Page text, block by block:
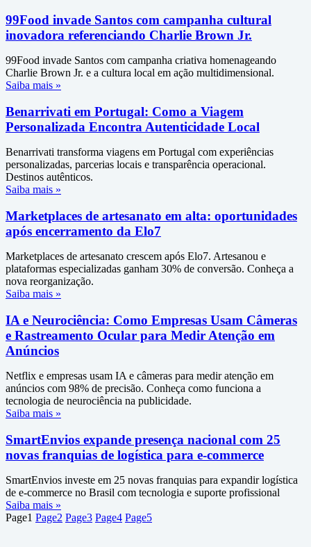
99Food invade Santos com campanha cultural
inovadora referenciando Charlie Brown Jr.
99Food invade Santos com campanha criativa homenageando
Charlie Brown Jr. e a cultura local em ação multidimensional.
Saiba mais »
Benarrivati em Portugal: Como a Viagem
Personalizada Encontra Autenticidade Local
Benarrivati transforma viagens em Portugal com experiências
personalizadas, parcerias locais e transparência operacional.
Destinos autênticos.
Saiba mais »
Marketplaces de artesanato em alta: oportunidades
após encerramento da Elo7
Marketplaces de artesanato crescem após Elo7. Artesanou e
plataformas especializadas ganham 30% de conversão. Conheça a
nova reorganização.
Saiba mais »
IA e Neurociência: Como Empresas Usam Câmeras
e Rastreamento Ocular para Medir Atenção em
Anúncios
Netflix e empresas usam IA e câmeras para medir atenção em
anúncios com 98% de precisão. Conheça como funciona a
tecnologia de neurociência na publicidade.
Saiba mais »
SmartEnvios expande presença nacional com 25
novas franquias de logística para e-commerce
SmartEnvios investe em 25 novas franquias para expandir logística
de e-commerce no Brasil com tecnologia e suporte profissional
Saiba mais »
Page1 Page2 Page3 Page4 Page5